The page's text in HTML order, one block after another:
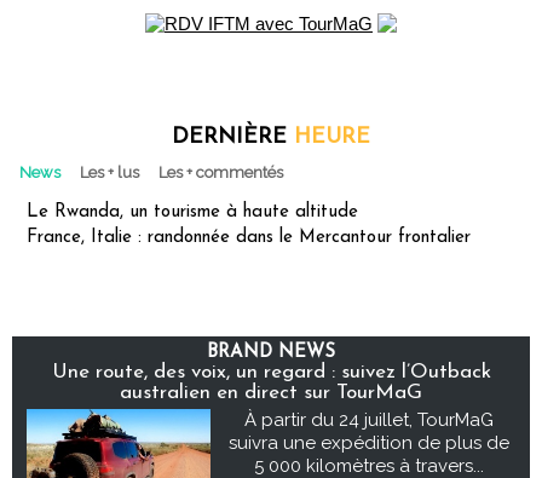
DERNIÈRE HEURE
News Les + lus Les + commentés
Le Rwanda, un tourisme à haute altitude
France, Italie : randonnée dans le Mercantour frontalier
BRAND NEWS
Une route, des voix, un regard : suivez l’Outback
australien en direct sur TourMaG
À partir du 24 juillet, TourMaG
suivra une expédition de plus de
5 000 kilomètres à travers...